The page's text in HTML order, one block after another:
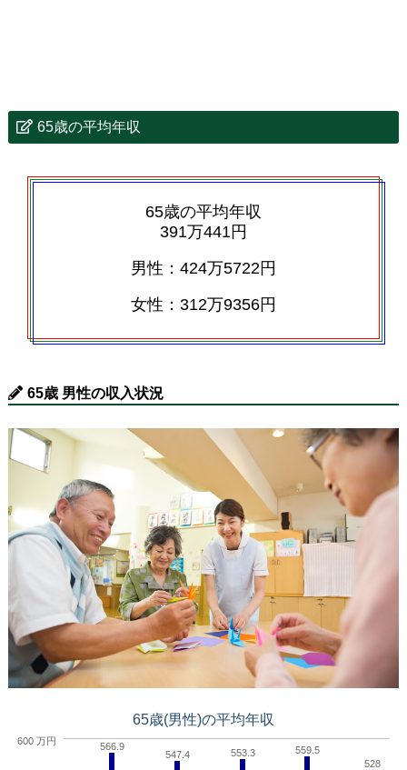
65歳の平均年収
65歳の平均年収
391万441円
男性：424万5722円
女性：312万9356円
65歳 男性の収入状況
65歳(男性)の平均年収
566.9
547.4 553.3
559.5
528
600 万円